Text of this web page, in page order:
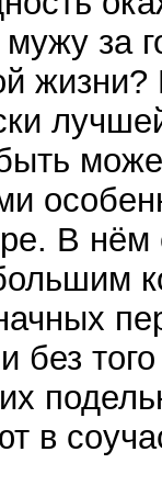
за
В
без
в